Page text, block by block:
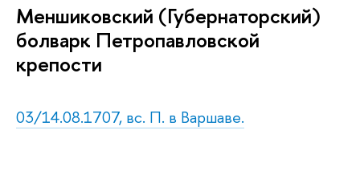
Меншиковский (Губернаторский)
болварк Петропавловской
крепости
03/14.08.1707, вс. П. в Варшаве.